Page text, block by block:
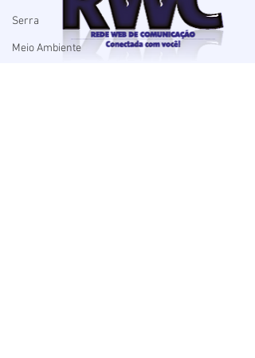
Serra
Meio Ambiente